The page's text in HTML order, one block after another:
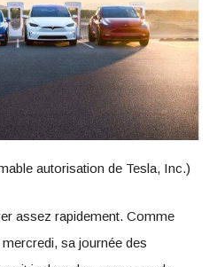
autorisation de Tesla, Inc.)
assez rapidement. Comme
mercredi, sa journée des